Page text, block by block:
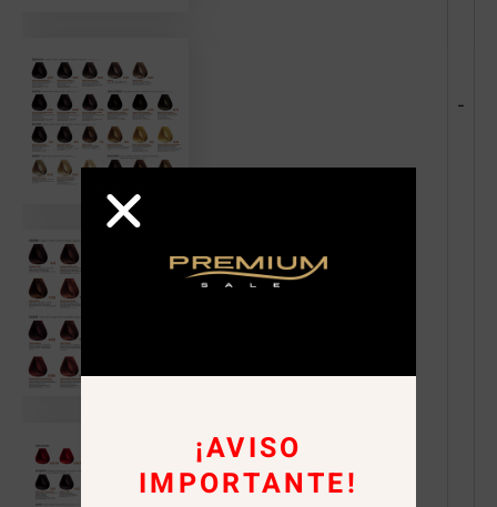
-
¡AVISO
IMPORTANTE!